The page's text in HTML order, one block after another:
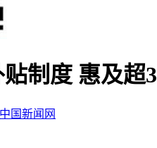
制度 惠及超
中国新闻网